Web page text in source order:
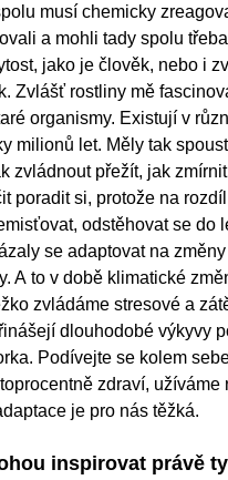
musí chemicky
a mohli tady spolu
jako je člověk, nebo i
Zvlášť rostliny mě
organismy. Existují v
milionů let. Měly tak
zvládnout přežít, jak
poradit si, protože na
odstěhovat se do
se adaptovat na
A to v době klimatické
zvládáme stresové a
dlouhodobé výkyvy
Podívejte se kolem
zdraví, užíváme
je pro nás těžká.
inspirovat právě